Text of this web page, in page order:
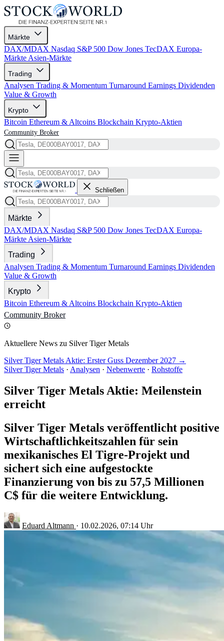
Märkte
DAX/MDAX Nasdaq S&P 500 Dow Jones TecDAX Europa-
Märkte Asien-Märkte
Trading
Analysen Trading & Momentum Turnaround Earnings Dividenden
Value & Growth
Krypto
Bitcoin Ethereum & Altcoins Blockchain Krypto-Aktien
Community Broker
Schließen
Märkte
DAX/MDAX Nasdaq S&P 500 Dow Jones TecDAX Europa-
Märkte Asien-Märkte
Trading
Analysen Trading & Momentum Turnaround Earnings Dividenden
Value & Growth
Krypto
Bitcoin Ethereum & Altcoins Blockchain Krypto-Aktien
Community Broker
Aktuellere News zu Silver Tiger Metals
Silver Tiger Metals Aktie: Erster Guss Dezember 2027 →
Silver Tiger Metals · Analysen · Nebenwerte · Rohstoffe
Silver Tiger Metals Aktie: Meilenstein
erreicht
Silver Tiger Metals veröffentlicht positive
Wirtschaftlichkeitszahlen für sein
mexikanisches El Tigre-Projekt und
sichert sich eine aufgestockte
Finanzierung von bis zu 57,5 Millionen
C$ für die weitere Entwicklung.
Eduard Altmann · 10.02.2026, 07:14 Uhr